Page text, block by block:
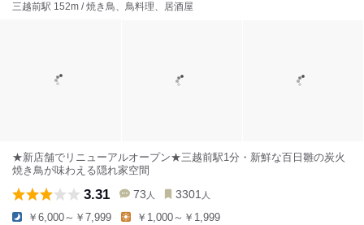
三越前駅 152m / 焼き鳥、鳥料理、居酒屋
★新店舗でリニューアルオープン★三越前駅1分・新鮮な百日雛の炭火
焼き鳥が味わえる隠れ家空間
3.31 73 人 3301 人
￥6,000～￥7,999 ￥1,000～￥1,999